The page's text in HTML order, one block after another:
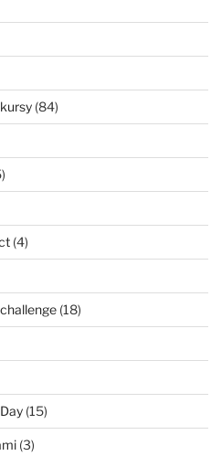
(84)
(4)
(18)
(15)
(3)